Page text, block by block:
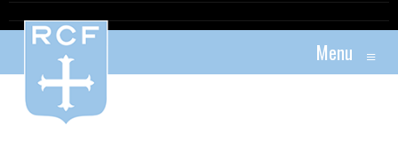
Menu ≡